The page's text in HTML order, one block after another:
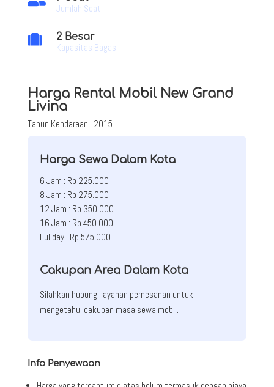
Jumlah Seat
 2 Besar
Kapasitas Bagasi
Harga Rental Mobil New Grand
Livina
Tahun Kendaraan : 2015
Harga Sewa Dalam Kota
6 Jam : Rp 225.000
8 Jam : Rp 275.000
12 Jam : Rp 350.000
16 Jam : Rp 450.000
Fullday : Rp 575.000
Cakupan Area Dalam Kota
Silahkan hubungi layanan pemesanan untuk
mengetahui cakupan masa sewa mobil.
Info Penyewaan